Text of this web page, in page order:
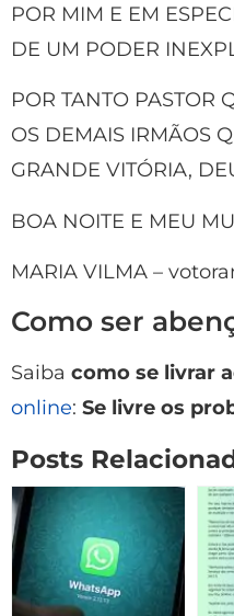
POR MIM E EM
DE UM PODER
POR TANTO PASTOR
OS DEMAIS IRMÃOS
GRANDE VITÓRIA,
BOA NOITE E MEU
MARIA VILMA –
Como ser
Saiba como se livrar
online: Se livre os
Posts